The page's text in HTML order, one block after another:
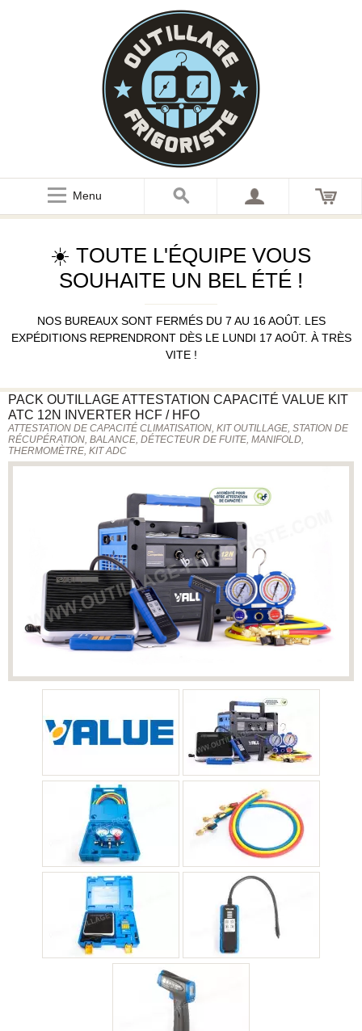
Menu
☀️ TOUTE L'ÉQUIPE VOUS
SOUHAITE UN BEL ÉTÉ !
NOS BUREAUX SONT FERMÉS DU 7 AU 16 AOÛT. LES
EXPÉDITIONS REPRENDRONT DÈS LE LUNDI 17 AOÛT. À TRÈS
VITE !
PACK OUTILLAGE ATTESTATION CAPACITÉ VALUE KIT
ATC 12N INVERTER HCF / HFO
ATTESTATION DE CAPACITÉ CLIMATISATION, KIT OUTILLAGE, STATION DE
RÉCUPÉRATION, BALANCE, DÉTECTEUR DE FUITE, MANIFOLD,
THERMOMÈTRE, KIT ADC